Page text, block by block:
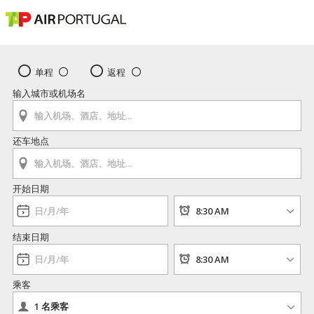
单程
返程
输入城市或机场名
还车地点
开始日期
结束日期
乘客